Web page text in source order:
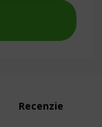
Recenzie